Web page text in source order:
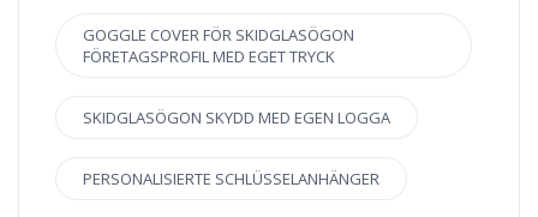
GOGGLE COVER FÖR SKIDGLASÖGON
FÖRETAGSPROFIL MED EGET TRYCK
SKIDGLASÖGON SKYDD MED EGEN LOGGA
PERSONALISIERTE SCHLÜSSELANHÄNGER